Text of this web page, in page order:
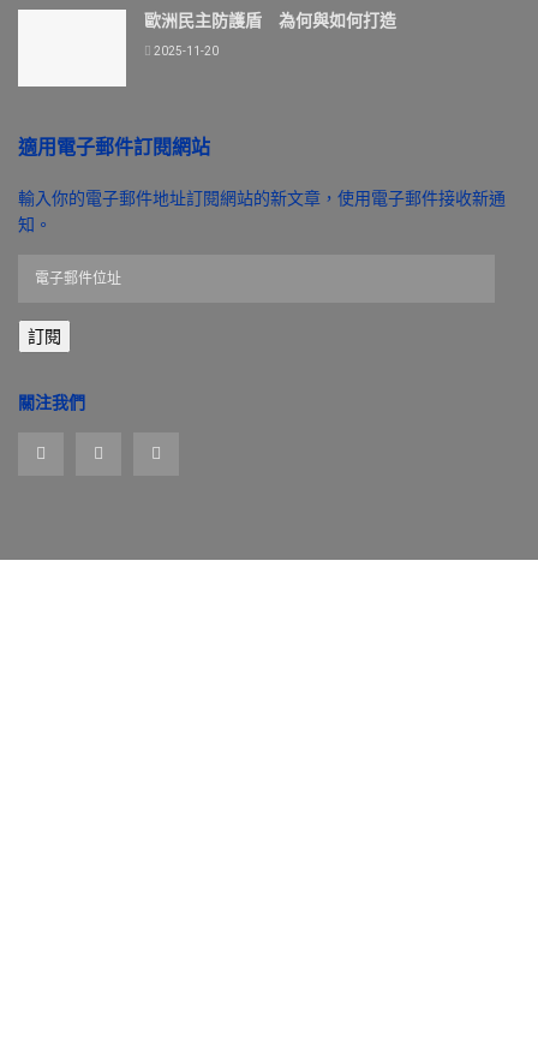
歐洲民主防護盾 為何與如何打造
2025-11-20
適用電子郵件訂閱網站
輸入你的電子郵件地址訂閱網站的新文章，使用電子郵件接收新通
知。
郵
件
址
訂閱
關注我們